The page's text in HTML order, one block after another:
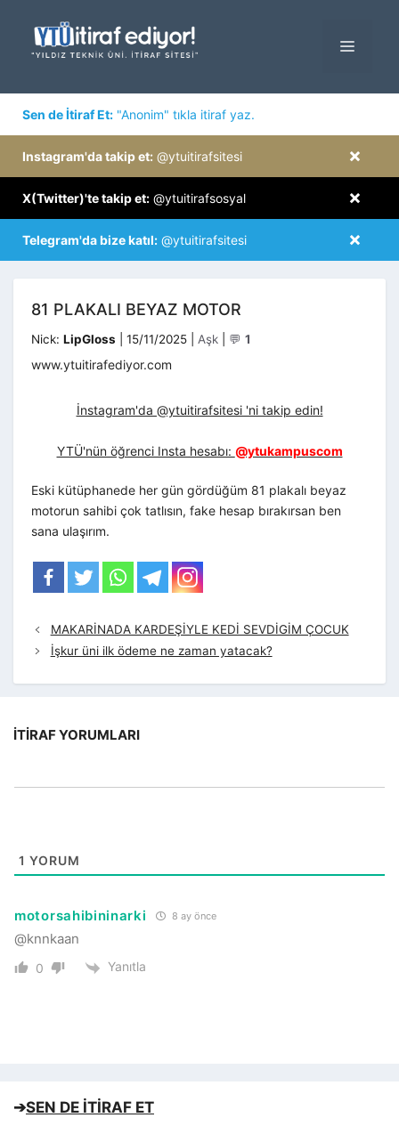
MENÜ
Sen de İtiraf Et: "Anonim" tıkla itiraf yaz.
×
Instagram'da takip et: @ytuitirafsitesi
×
X(Twitter)'te takip et: @ytuitirafsosyal
×
Telegram'da bize katıl: @ytuitirafsitesi
81 PLAKALI BEYAZ MOTOR
Nick: LipGloss 15/11/2025 Kategoriler
Aşk 💬 1
www.ytuitirafediyor.com
İnstagram'da @ytuitirafsitesi 'ni takip edin!
YTÜ'nün öğrenci Insta hesabı: @ytukampuscom
Eski kütüphanede her gün gördüğüm 81 plakalı beyaz
motorun sahibi çok tatlısın, fake hesap bırakırsan ben
sana ulaşırım.
MAKARİNADA KARDEŞİYLE KEDİ SEVDİGİM ÇOCUK
İşkur üni ilk ödeme ne zaman yatacak?
İTIRAF YORUMLARI
1 YORUM
motorsahibininarki 8 ay önce
@knnkaan
0 Yanıtla
➔SEN DE İTİRAF ET